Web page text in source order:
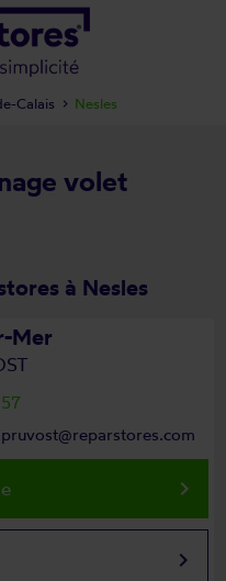
volet
à Nesles
Mer
keyboard_arrow_right
keyboard_arrow_right
Calais Nesles